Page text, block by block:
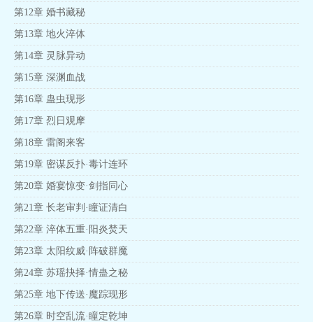
第12章 婚书藏秘
第13章 地火淬体
第14章 灵脉异动
第15章 深渊血战
第16章 蛊虫现形
第17章 烈日观摩
第18章 雷阁来客
第19章 密谋反扑·毒计连环
第20章 婚宴惊变·剑指同心
第21章 长老审判·瞳证清白
第22章 淬体五重·阳炎焚天
第23章 太阳纹威·阵破群魔
第24章 苏瑶抉择·情蛊之秘
第25章 地下传送·魔踪现形
第26章 时空乱流·瞳定乾坤